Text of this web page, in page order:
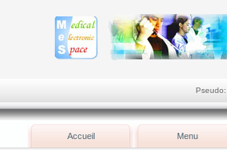
Pseudo:
Accueil Menu